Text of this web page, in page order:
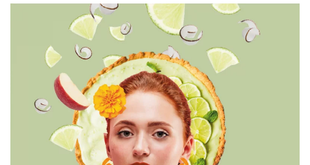
fitvia